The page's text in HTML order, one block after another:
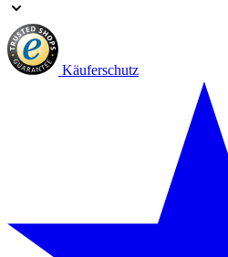
Käuferschutz